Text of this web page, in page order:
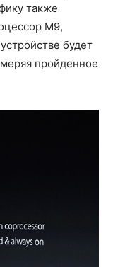
также
M9,
будет
пройденное